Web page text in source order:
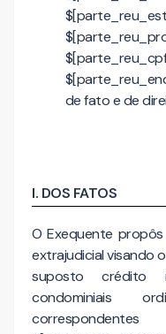
de fato e de
I. DOS FATOS
O Exequente
extrajudicial visando
suposto crédito
condominiais